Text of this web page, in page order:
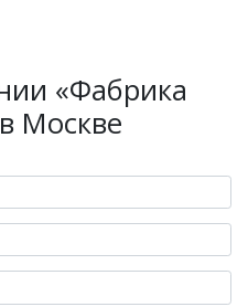
«Фабрика
Москве